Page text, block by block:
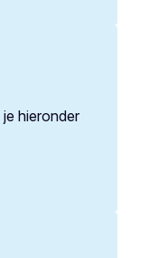
hieronder